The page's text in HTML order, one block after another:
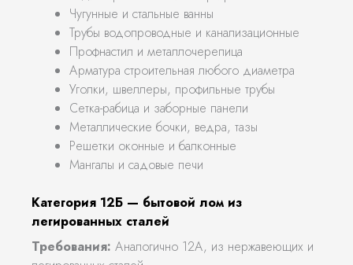
Чугунные и стальные ванны
Трубы водопроводные и канализационные
Профнастил и металлочерепица
Арматура строительная любого диаметра
Уголки, швеллеры, профильные трубы
Сетка-рабица и заборные панели
Металлические бочки, ведра, тазы
Решетки оконные и балконные
Мангалы и садовые печи
Категория 12Б — бытовой лом из
легированных сталей
Требования: Аналогично 12А, из нержавеющих и